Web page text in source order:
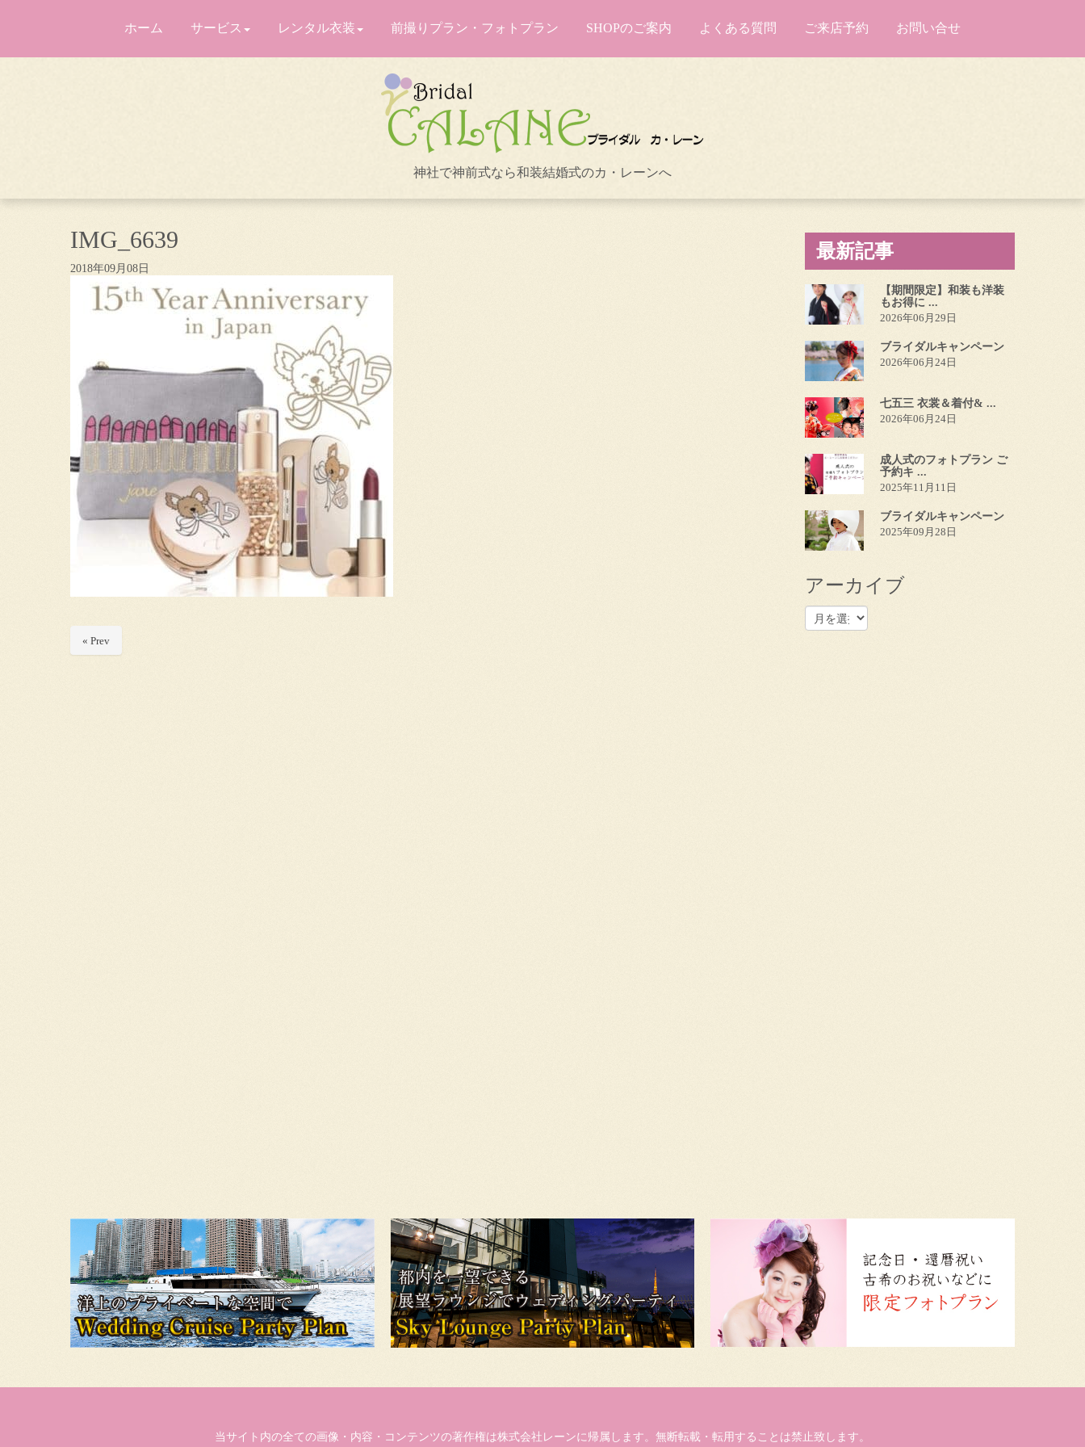
ホーム サービス レンタル衣装 前撮りプラン・フォトプラン SHOPのご案内 よくある質問 ご来店予約 お問い合せ
神社で神前式なら和装結婚式のカ・レーンへ
IMG_6639
2018年09月08日
« Prev
最新記事
【期間限定】和装も洋装
もお得に ...
2026年06月29日
ブライダルキャンペーン
2026年06月24日
七五三 衣裳＆着付& ...
2026年06月24日
成人式のフォトプラン ご
予約キ ...
2025年11月11日
ブライダルキャンペーン
2025年09月28日
アーカイブ
当サイト内の全ての画像・内容・コンテンツの著作権は株式会社レーンに帰属します。無断転載・転用することは禁止致します。